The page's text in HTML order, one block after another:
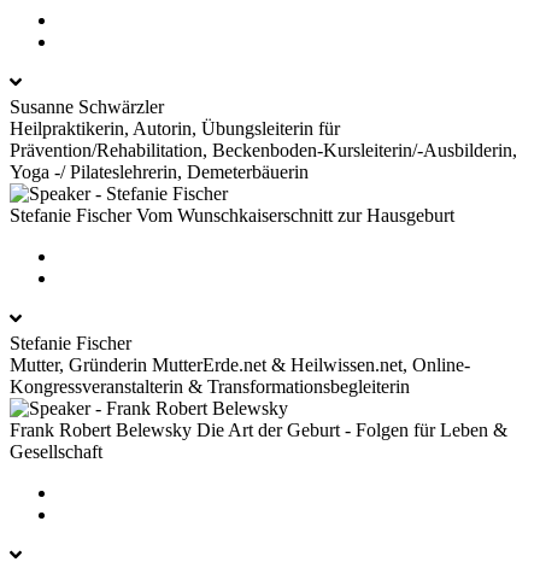
Susanne Schwärzler
Heilpraktikerin, Autorin, Übungsleiterin für
Prävention/Rehabilitation, Beckenboden-Kursleiterin/-Ausbilderin,
Yoga -/ Pilateslehrerin, Demeterbäuerin
Stefanie Fischer Vom Wunschkaiserschnitt zur Hausgeburt
Stefanie Fischer
Mutter, Gründerin MutterErde.net & Heilwissen.net, Online-
Kongressveranstalterin & Transformationsbegleiterin
Frank Robert Belewsky Die Art der Geburt - Folgen für Leben &
Gesellschaft